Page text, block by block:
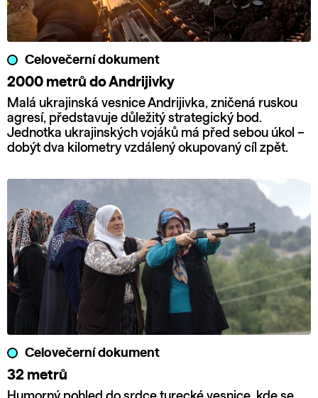
Celovečerní dokument
2000 metrů do Andrijivky
Malá ukrajinská vesnice Andrijivka, zničená ruskou
agresí, představuje důležitý strategický bod.
Jednotka ukrajinských vojáků má před sebou úkol –
dobýt dva kilometry vzdálený okupovaný cíl zpět.
Celovečerní dokument
32 metrů